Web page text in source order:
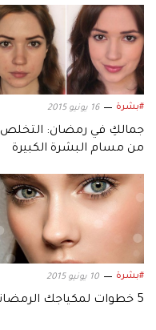
#بشرة 16 يونيو 2015
جمالكِ في رمضان: التخلص
من مسام البشرة الكبيرة
#بشرة 10 يونيو 2015
5 خطوات لمكياجك الرمضاني